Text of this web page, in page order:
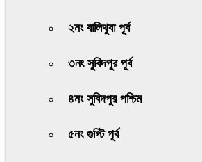
২নং বালিথুবা পূর্ব
৩নং সুবিদপুর পূর্ব
৪নং সুবিদপুর পশ্চিম
৫নং গুপ্টি পূর্ব